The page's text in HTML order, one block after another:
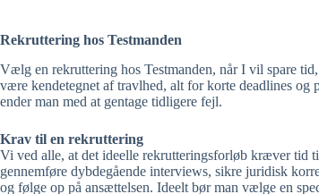
Rekruttering hos Testmanden
Vælg en rekruttering hos Testmanden, når I vil spare
være kendetegnet af travlhed, alt for korte deadlines og
ender man med at gentage tidligere fejl.
Krav til en rekruttering
Vi ved alle, at det ideelle rekrutteringsforløb kræver tid
gennemføre dybdegående interviews, sikre juridisk
og følge op på ansættelsen. Ideelt bør man vælge en